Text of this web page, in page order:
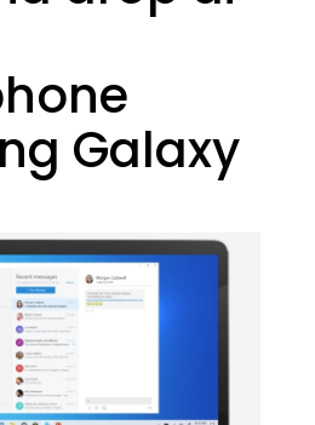
Galaxy